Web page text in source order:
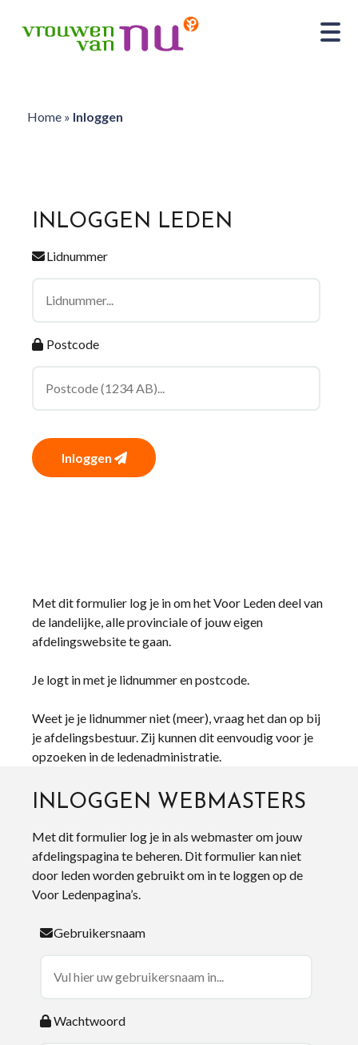
Home» Inloggen
INLOGGEN LEDEN
Lidnummer
Postcode
Inloggen
Met dit formulier log je in om het Voor Leden deel van
de landelijke, alle provinciale of jouw eigen
afdelingswebsite te gaan.
Je logt in met je lidnummer en postcode.
Weet je je lidnummer niet (meer), vraag het dan op bij
je afdelingsbestuur. Zij kunnen dit eenvoudig voor je
opzoeken in de ledenadministratie.
INLOGGEN WEBMASTERS
Met dit formulier log je in als webmaster om jouw
afdelingspagina te beheren. Dit formulier kan niet
door leden worden gebruikt om in te loggen op de
Voor Ledenpagina’s.
Gebruikersnaam
Wachtwoord